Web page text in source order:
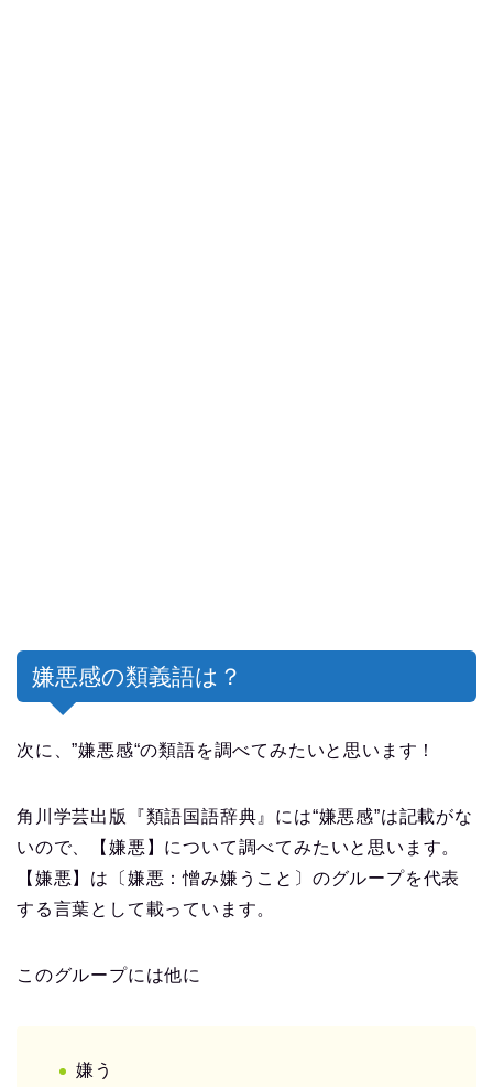
嫌悪感の類義語は？
次に、”嫌悪感“の類語を調べてみたいと思います！
角川学芸出版『類語国語辞典』には“嫌悪感”は記載がな
いので、【嫌悪】について調べてみたいと思います。
【嫌悪】は〔嫌悪：憎み嫌うこと〕のグループを代表
する言葉として載っています。
このグループには他に
嫌う